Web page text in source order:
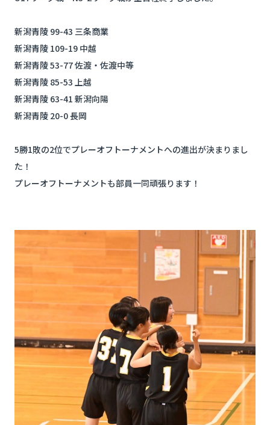
新潟青陵 99-43 三条商業
新潟青陵 109-19 中越
新潟青陵 53-77 佐渡・佐渡中等
新潟青陵 85-53 上越
新潟青陵 63-41 新潟向陽
新潟青陵 20-0 長岡
5勝1敗の2位でプレーオフトーナメントへの進出が決まりまし
た！
プレーオフトーナメントも部員一同頑張ります！